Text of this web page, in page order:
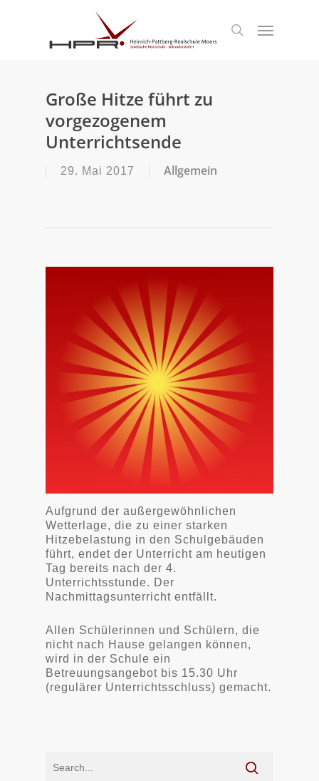
search
Menu
Große Hitze führt zu
vorgezogenem
Unterrichtsende
29. Mai 2017 Allgemein
Aufgrund der außergewöhnlichen
Wetterlage, die zu einer starken
Hitzebelastung in den Schulgebäuden
führt, endet der Unterricht am heutigen
Tag bereits nach der 4.
Unterrichtsstunde. Der
Nachmittagsunterricht entfällt.
Allen Schülerinnen und Schülern, die
nicht nach Hause gelangen können,
wird in der Schule ein
Betreuungsangebot bis 15.30 Uhr
(regulärer Unterrichtsschluss) gemacht.